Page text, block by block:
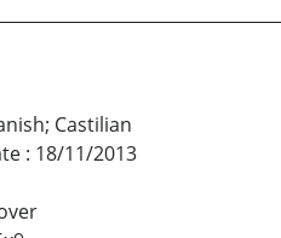
Castilian
: 18/11/2013